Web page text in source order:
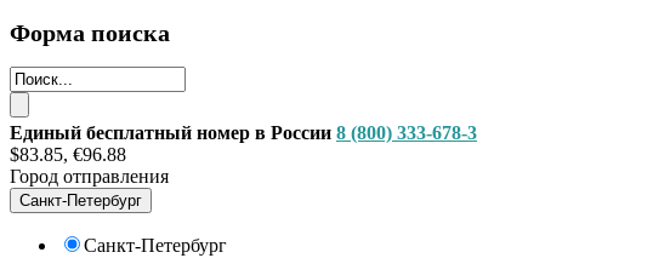
Форма поиска
Единый бесплатный номер в России 8 (800) 333-678-3
$83.85, €96.88
Город отправления
Санкт-Петербург
Санкт-Петербург